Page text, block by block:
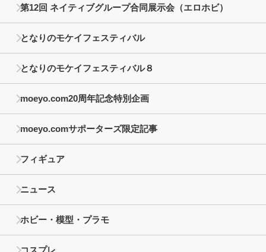
第12回 ネイティブグループ合同展示会（エロホビ）
となりのモケイフェスティバル
となりのモケイフェスティバル８
moeyo.com20周年記念特別企画
moeyo.comサポーターズ限定記事
フィギュア
ニュース
ホビー・模型・プラモ
コスプレ